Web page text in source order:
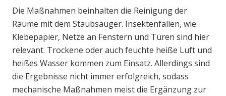
Die Maßnahmen beinhalten die Reinigung der
Räume mit dem Staubsauger. Insektenfallen, wie
Klebepapier, Netze an Fenstern und Türen sind hier
relevant. Trockene oder auch feuchte heiße Luft und
heißes Wasser kommen zum Einsatz. Allerdings sind
die Ergebnisse nicht immer erfolgreich, sodass
mechanische Maßnahmen meist die Ergänzung zur